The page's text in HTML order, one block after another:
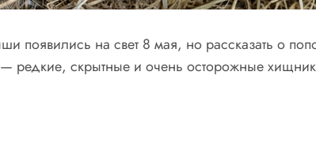
появились на свет 8 мая, но рассказать о
редкие, скрытные и очень осторожные